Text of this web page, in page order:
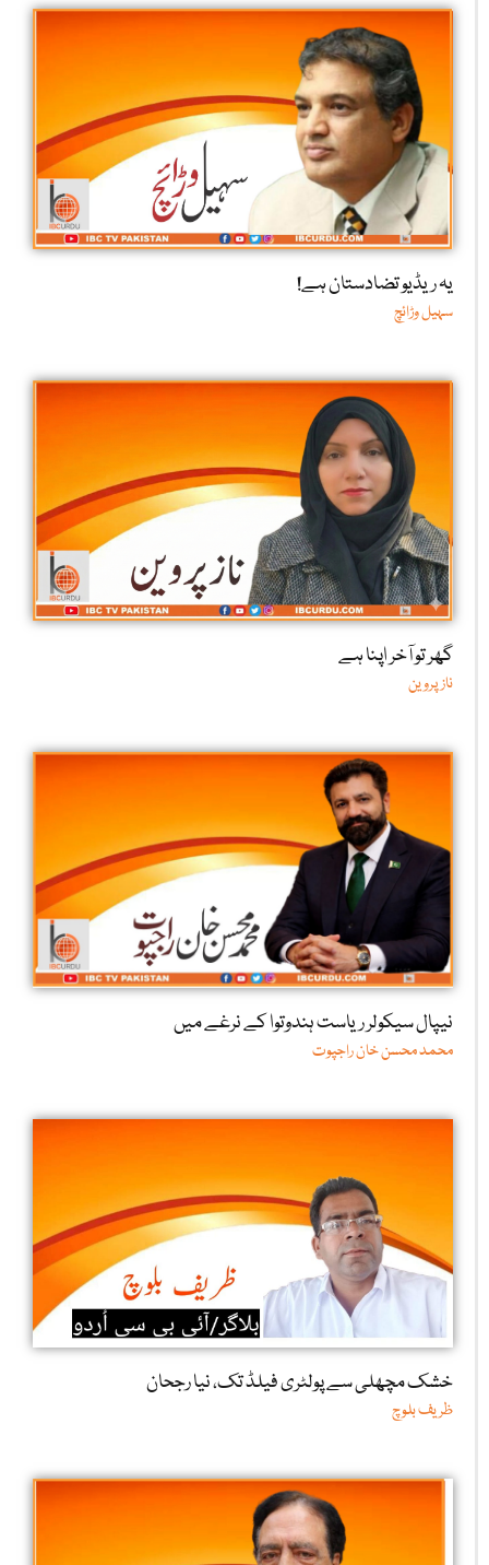
یہ ریڈیو تضادستان ہے!
سہیل وڑائچ
گھر تو آخر اپنا ہے
ناز پروین
نیپال سیکولر ریاست ہندوتوا کے نرغے میں
محمد محسن خان راجپوت
خشک مچھلی سے پولٹری فیلڈ تک، نیا رجحان
ظریف بلوچ